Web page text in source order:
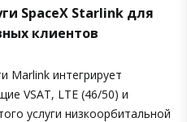
SpaceX Starlink для
клиентов
Marlink интегрирует
VSAT, LTE (46/50) и
услуги низкоорбитальной